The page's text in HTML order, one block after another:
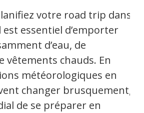
votre road trip dans
est essentiel d’emporter
d’eau, de
chauds. En
météorologiques en
changer brusquement,
de se préparer en